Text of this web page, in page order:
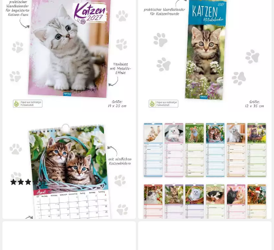
TRÖTSCH VERLAG
Wandkalender TRÖTSCH -
Notizkalender zum Hängen
Katzen 2027
(1)
10,20 €
lieferbar - in 2-3 Werktagen bei dir
TRÖTSCH VERLAG
Wandkalender TRÖTSCH -
Streifenkalender Katzen 2027
Notizkalender
11,25 €
lieferbar - in 2-3 Werktagen bei dir